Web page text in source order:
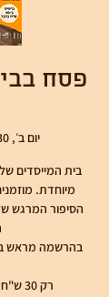
פסח
יום ב׳, 30 במרץ
בית המייסדים
מיוחדת.
הסיפור המרגש
רק 30 ש"ח למשתתף- תשלום במקום.